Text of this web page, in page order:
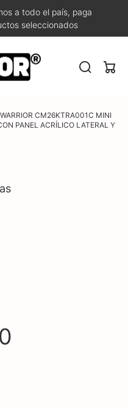
a todo el país, paga
seleccionados
CM26KTRA001C MINI
PANEL ACRÍLICO LATERAL Y